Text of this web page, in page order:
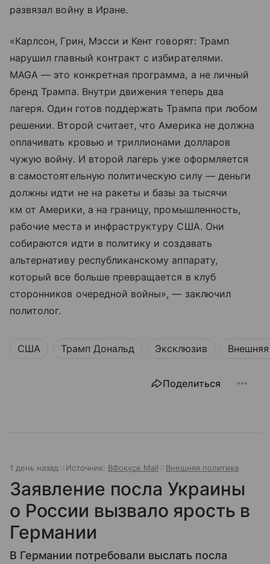
развязал войну в Иране.
«Карлсон, Грин, Мэсси и Кент говорят: Трамп
нарушил главный контракт с избирателями.
MAGA — это конкретная программа, а не личный
бренд Трампа. Внутри движения теперь два
лагеря. Один готов поддержать Трампа при любом
решении. Второй считает, что Америка не должна
оплачивать кровью и триллионами долларов
чужую войну. И второй лагерь уже оформляется
в самостоятельную политическую силу — деньги
должны идти не на ракеты и базы за тысячи
км от Америки, а на границу, промышленность,
рабочие места и инфраструктуру США. Они
собираются идти в политику и создавать
альтернативу республиканскому аппарату,
который все больше превращается в клуб
сторонников очередной войны», — заключил
политолог.
США Трамп Дональд Эксклюзив
Поделиться
1 день назад Источник: ВФокусе Mail Внешняя политика
Заявление посла Украины
о России вызвало ярость в
Германии
В Германии потребовали выслать посла